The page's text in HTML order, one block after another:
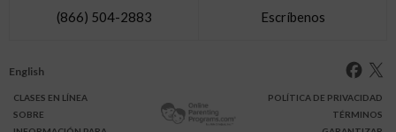
(866) 504-2883 Escríbenos
English
CLASES EN LÍNEA
SOBRE
POLÍTICA DE PRIVACIDAD
TÉRMINOS